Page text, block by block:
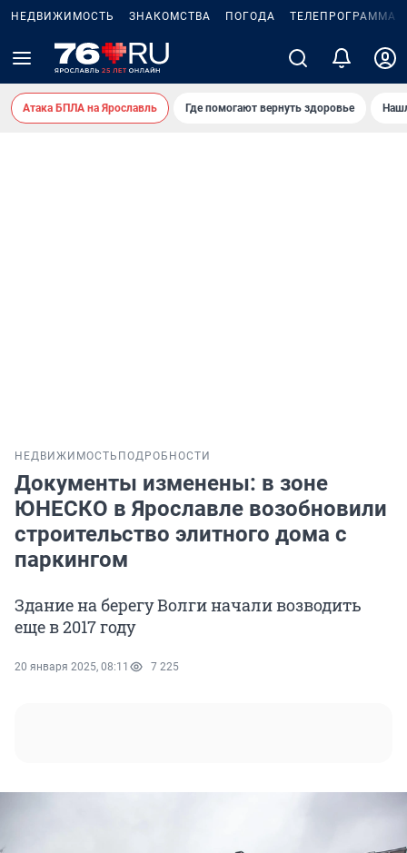
НЕДВИЖИМОСТЬ ЗНАКОМСТВА ПОГОДА ТЕЛЕПРОГРАММА
Атака БПЛА на Ярославль Где помогают вернуть здоровье
НЕДВИЖИМОСТЬ ПОДРОБНОСТИ
Документы изменены: в зоне
ЮНЕСКО в Ярославле возобновили
строительство элитного дома с
паркингом
Здание на берегу Волги начали возводить
еще в 2017 году
20 января 2025, 08:11 7 225